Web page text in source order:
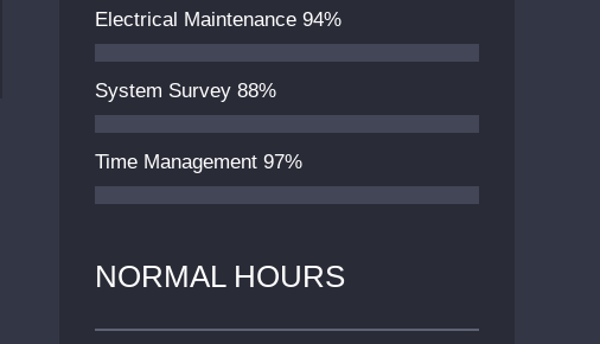
Electrical Maintenance 94%
System Survey 88%
Time Management 97%
NORMAL HOURS